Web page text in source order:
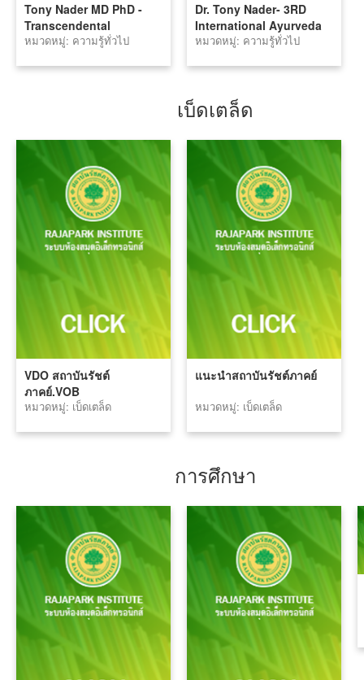
Tony Nader MD PhD -
Transcendental
Meditation & Self Love
หมวดหมู่: ความรู้ทั่วไป
Dr. Tony Nader- 3RD
International Ayurveda
Congress Rio De
15, 2018
หมวดหมู่: ความรู้ทั่วไป
เบ็ดเตล็ด
VDO สถาบันรัชต์
ภาคย์.VOB
หมวดหมู่: เบ็ดเตล็ด
แนะนำสถาบันรัชต์ภาคย์
หมวดหมู่: เบ็ดเตล็ด
การศึกษา